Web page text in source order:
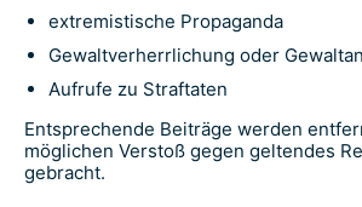
extremistische Propaganda
Gewaltverherrlichung oder
Aufrufe zu Straftaten
Entsprechende Beiträge werden
möglichen Verstoß gegen geltendes
gebracht.